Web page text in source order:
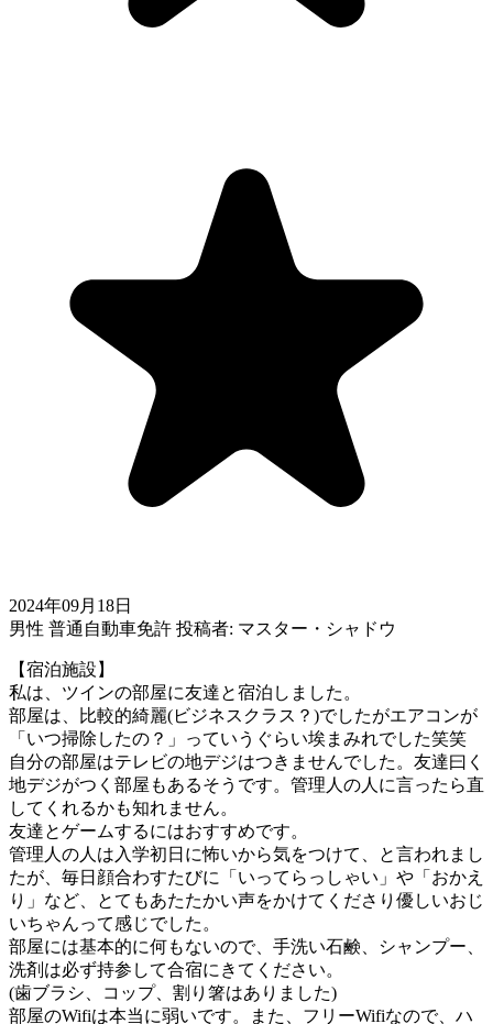
2024年09月18日
男性 普通自動車免許 投稿者: マスター・シャドウ
【宿泊施設】
私は、ツインの部屋に友達と宿泊しました。
部屋は、比較的綺麗(ビジネスクラス？)でしたがエアコンが
「いつ掃除したの？」っていうぐらい埃まみれでした笑笑
自分の部屋はテレビの地デジはつきませんでした。友達曰く
地デジがつく部屋もあるそうです。管理人の人に言ったら直
してくれるかも知れません。
友達とゲームするにはおすすめです。
管理人の人は入学初日に怖いから気をつけて、と言われまし
たが、毎日顔合わすたびに「いってらっしゃい」や「おかえ
り」など、とてもあたたかい声をかけてくださり優しいおじ
いちゃんって感じでした。
部屋には基本的に何もないので、手洗い石鹸、シャンプー、
洗剤は必ず持参して合宿にきてください。
(歯ブラシ、コップ、割り箸はありました)
部屋のWifiは本当に弱いです。また、フリーWifiなので、ハ